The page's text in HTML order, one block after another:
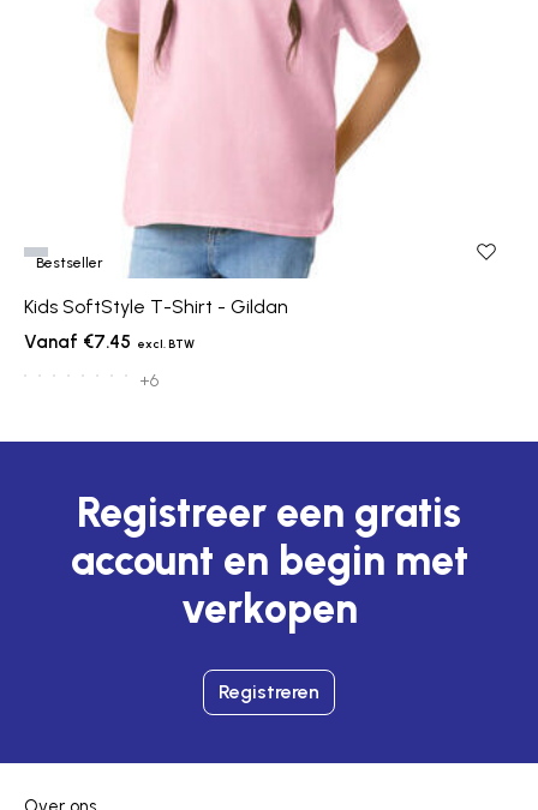
Bestseller
Kids SoftStyle T-Shirt - Gildan
€7.45
+6
Registreer een gratis
account en begin met
verkopen
Registreren